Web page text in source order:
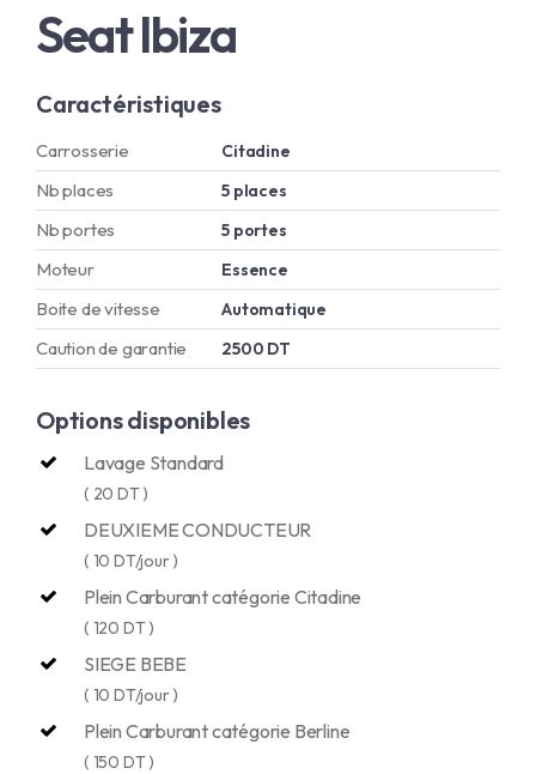
Seat Ibiza
Caractéristiques
Carrosserie Citadine
Nb places 5 places
Nb portes 5 portes
Moteur Essence
Boite de vitesse Automatique
Caution de garantie 2500 DT
Options disponibles
Lavage Standard
( 20 DT )
DEUXIEME CONDUCTEUR
( 10 DT/jour )
Plein Carburant catégorie Citadine
( 120 DT )
SIEGE BEBE
( 10 DT/jour )
Plein Carburant catégorie Berline
( 150 DT )